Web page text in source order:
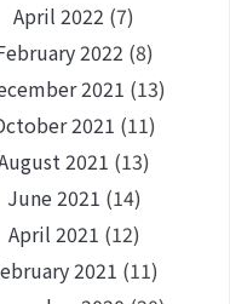
April 2022 (7)
2022 (8)
2021 (13)
2021 (11)
2021 (13)
June 2021 (14)
April 2021 (12)
2021 (11)